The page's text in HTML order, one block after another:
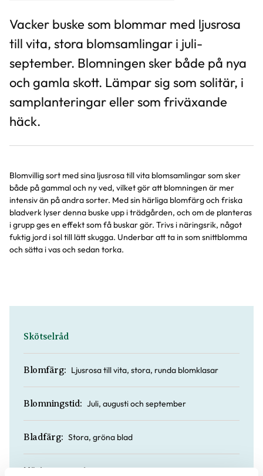
Vacker buske som blommar med ljusrosa
till vita, stora blomsamlingar i juli-
september. Blomningen sker både på nya
och gamla skott. Lämpar sig som solitär, i
samplanteringar eller som friväxande
häck.
Blomvillig sort med sina ljusrosa till vita blomsamlingar som sker
både på gammal och ny ved, vilket gör att blomningen är mer
intensiv än på andra sorter. Med sin härliga blomfärg och friska
bladverk lyser denna buske upp i trädgården, och om de planteras
i grupp ges en effekt som få buskar gör. Trivs i näringsrik, något
fuktig jord i sol till lätt skugga. Underbar att ta in som snittblomma
och sätta i vas och sedan torka.
Skötselråd
Blomfärg: Ljusrosa till vita, stora, runda blomklasar
Blomningstid: Juli, augusti och september
Bladfärg: Stora, gröna blad
Näring: Trädgårdsgödsel och naturgödsel